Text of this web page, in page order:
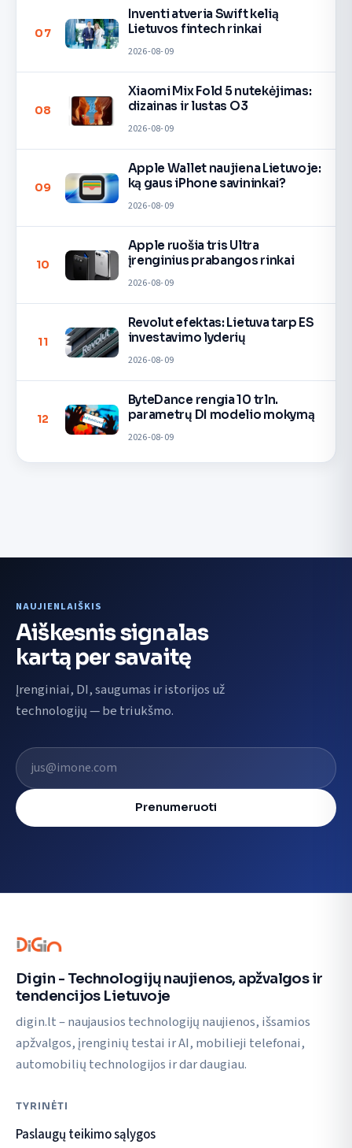
07
Inventi atveria Swift kelią
Lietuvos fintech rinkai
2026-08-09
08
Xiaomi Mix Fold 5 nutekėjimas:
dizainas ir lustas O3
2026-08-09
09
Apple Wallet naujiena Lietuvoje:
ką gaus iPhone savininkai?
2026-08-09
10
Apple ruošia tris Ultra
įrenginius prabangos rinkai
2026-08-09
11
Revolut efektas: Lietuva tarp ES
investavimo lyderių
2026-08-09
12
ByteDance rengia 10 trln.
parametrų DI modelio mokymą
2026-08-09
NAUJIENLAIŠKIS
Aiškesnis signalas
kartą per savaitę
Įrenginiai, DI, saugumas ir istorijos už
technologijų — be triukšmo.
El. pašto adresas
Prenumeruoti
Digin - Technologijų naujienos, apžvalgos ir
tendencijos Lietuvoje
digin.lt – naujausios technologijų naujienos, išsamios
apžvalgos, įrenginių testai ir AI, mobilieji telefonai,
automobilių technologijos ir dar daugiau.
TYRINĖTI
Paslaugų teikimo sąlygos